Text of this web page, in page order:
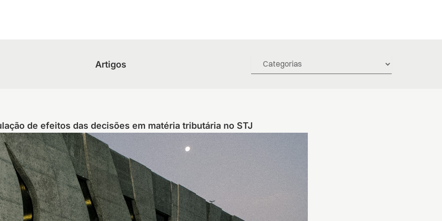
Artigos
de efeitos das decisões em matéria tributária no STJ